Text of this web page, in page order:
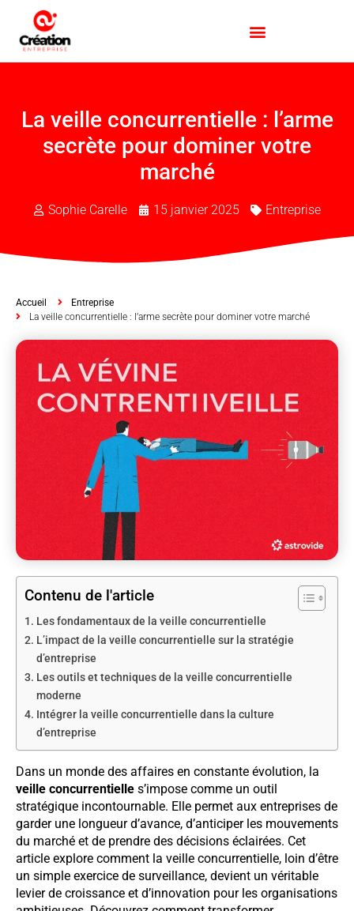
La veille concurrentielle : l’arme
secrète pour dominer votre
marché
Sophie Carelle 15 janvier 2025 Entreprise
Accueil
Entreprise
La veille concurrentielle : l’arme secrète pour dominer votre marché
Contenu de l'article
Les fondamentaux de la veille concurrentielle
L’impact de la veille concurrentielle sur la stratégie
d’entreprise
Les outils et techniques de la veille concurrentielle
moderne
Intégrer la veille concurrentielle dans la culture
d’entreprise
Dans un monde des affaires en constante évolution, la
veille concurrentielle s’impose comme un outil
stratégique incontournable. Elle permet aux entreprises de
garder une longueur d’avance, d’anticiper les mouvements
du marché et de prendre des décisions éclairées. Cet
article explore comment la veille concurrentielle, loin d’être
un simple exercice de surveillance, devient un véritable
levier de croissance et d’innovation pour les organisations